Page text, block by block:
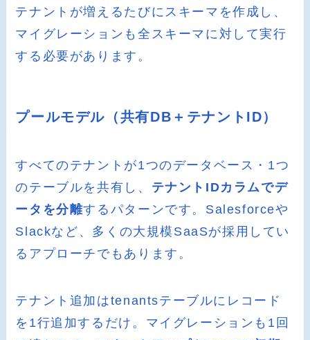
テナントが増えるたびにスキーマを作成し、
マイグレーションも全スキーマに対して実行
する必要があります。
プールモデル（共有DB＋テナントID）
すべてのテナントが1つのデータベース・1つ
のテーブルを共有し、 テナントIDカラムでデ
ータを分離するパターンです。Salesforceや
Slackなど、多くの大規模SaaSが採用してい
るアプローチでもあります。
テナント追加はtenantsテーブルにレコード
を1行追加するだけ。マイグレーションも1回